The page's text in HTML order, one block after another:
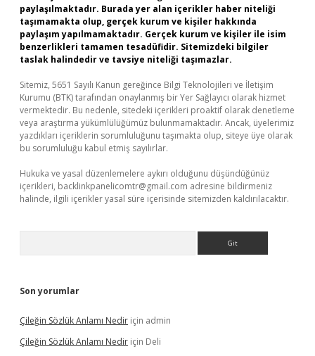
paylaşılmaktadır. Burada yer alan içerikler haber niteliği
taşımamakta olup, gerçek kurum ve kişiler hakkında
paylaşım yapılmamaktadır. Gerçek kurum ve kişiler ile isim
benzerlikleri tamamen tesadüfidir. Sitemizdeki bilgiler
taslak halindedir ve tavsiye niteliği taşımazlar.
Sitemiz, 5651 Sayılı Kanun gereğince Bilgi Teknolojileri ve İletişim
Kurumu (BTK) tarafından onaylanmış bir Yer Sağlayıcı olarak hizmet
vermektedir. Bu nedenle, sitedeki içerikleri proaktif olarak denetleme
veya araştırma yükümlülüğümüz bulunmamaktadır. Ancak, üyelerimiz
yazdıkları içeriklerin sorumluluğunu taşımakta olup, siteye üye olarak
bu sorumluluğu kabul etmiş sayılırlar.
Hukuka ve yasal düzenlemelere aykırı olduğunu düşündüğünüz
içerikleri, backlinkpanelicomtr@gmail.com adresine bildirmeniz
halinde, ilgili içerikler yasal süre içerisinde sitemizden kaldırılacaktır.
Son yorumlar
Çileğin Sözlük Anlamı Nedir için admin
Çileğin Sözlük Anlamı Nedir için Deli